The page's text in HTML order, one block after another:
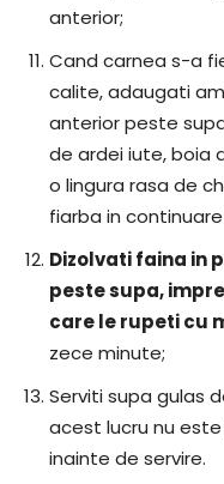
anterior;
Cand carnea s-a
calite, adaugati
anterior peste
de ardei iute, boia
o lingura rasa de
fiarba in
Dizolvati faina in
peste supa,
care le rupeti cu
zece minute;
Serviti supa gulas
acest lucru nu
inainte de servire.